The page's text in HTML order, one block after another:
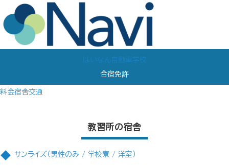
はいなん自動車学校
合宿免許
料金宿舎交通
教習所の宿舎
サンライズ（男性のみ / 学校寮 / 洋室）